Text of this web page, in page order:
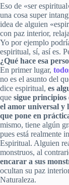
Eso de «ser
una cosa super
idea de alguien
con paz interior,
Yo por ejemplo
espiritual, sí, así es.
¿Qué hace esa
En primer lugar,
no es el asunto del
dice espiritual, es
que sigue principios
el amor universal y
que pone en
mismo, tiene algún
pues está realmente
Espiritual. Alguien
monstruos, al
encarar a sus
ocultan su paz
Naturaleza.